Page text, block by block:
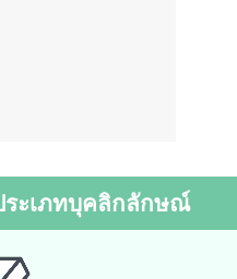
ระเภทบุคลิกลักษณ์